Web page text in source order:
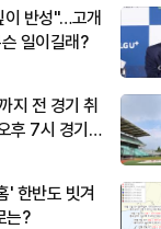
이 반성"…고개
일이길래?
지 전 경기 취
후 7시 경기
' 한반도 빗겨
는?